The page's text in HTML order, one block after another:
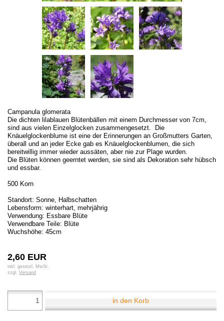
Campanula glomerata
Die dichten lilablauen Blütenbällen mit einem Durchmesser von 7cm,
sind aus vielen Einzelglocken zusammengesetzt. Die
Knäuelglockenblume ist eine der Erinnerungen an Großmutters Garten,
überall und an jeder Ecke gab es Knäuelglockenblumen, die sich
bereitwillig immer wieder aussäten, aber nie zur Plage wurden.
Die Blüten können geerntet werden, sie sind als Dekoration sehr hübsch
und essbar.
500 Korn
Standort: Sonne, Halbschatten
Lebensform: winterhart, mehrjährig
Verwendung: Essbare Blüte
Verwendbare Teile: Blüte
Wuchshöhe: 45cm
2,60 EUR
inkl. gesetzl. MwSt.
zzgl. Versand
in den Korb